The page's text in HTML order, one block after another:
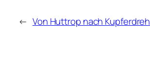
← Von Huttrop nach Kupferdreh